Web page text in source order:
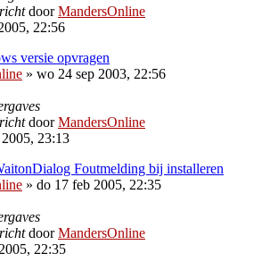
doorMandersOnline
22:56
versie opvragen
» wo 24 sep 2003, 22:56
doorMandersOnline
23:13
Foutmelding bij installeren
» do 17 feb 2005, 22:35
doorMandersOnline
22:35